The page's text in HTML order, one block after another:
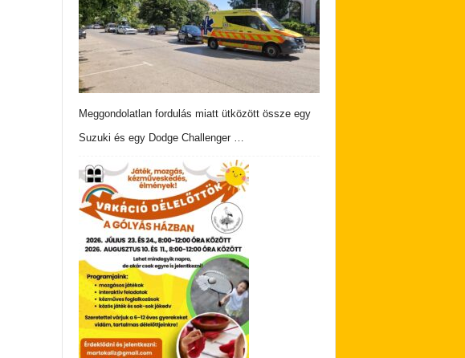
Meggondolatlan fordulás miatt ütközött össze egy
Suzuki és egy Dodge Challenger …